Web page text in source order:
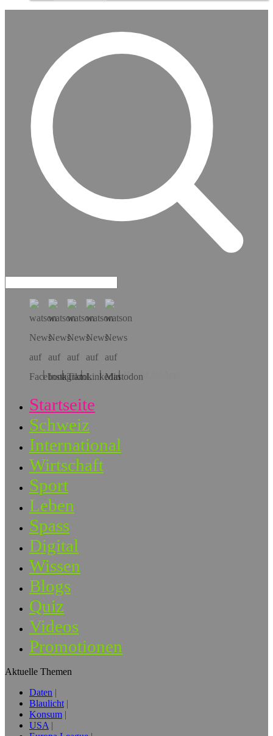
Hol dir die App!
Startseite
Schweiz
International
Wirtschaft
Sport
Leben
Spass
Digital
Wissen
Blogs
Quiz
Videos
Promotionen
Aktuelle Themen
Daten
Blaulicht
Konsum
USA